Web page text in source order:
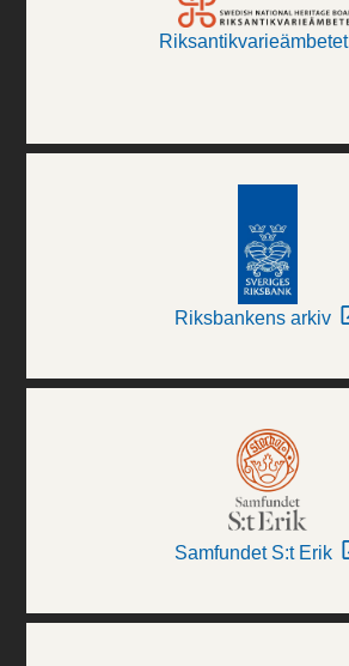
Riksantikvarieämbetet
Riksbankens arkiv
Samfundet S:t Erik